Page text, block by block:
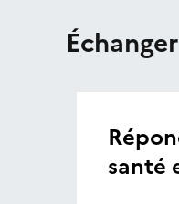
santé